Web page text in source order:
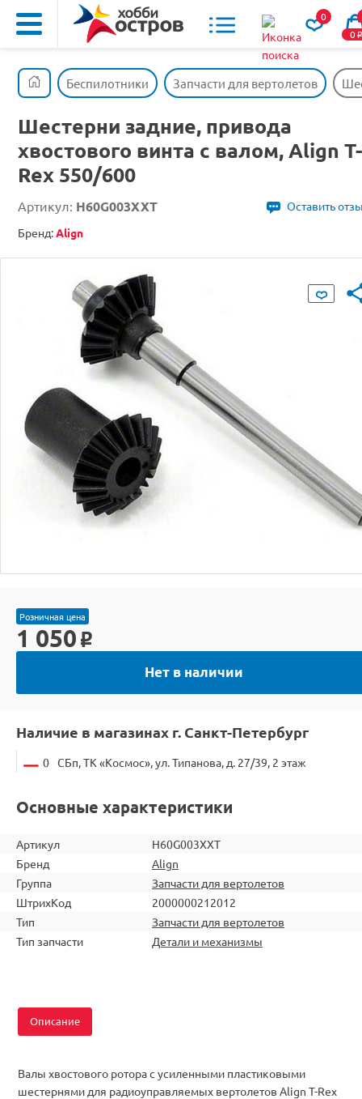
0
0o
Беспилотники Запчасти для вертолетов
Шестерни задние, привода
хвостового винта с валом, Align T-
Rex 550/600
Артикул: H60G003XXT
Оставить
Бренд:Align
Розничная цена
1 050 o
Нет в наличии
Наличие в магазинах г. Санкт-Петербург
0 СБп, ТК «Космос», ул. Типанова, д. 27/39, 2 этаж
Основные характеристики
Артикул
H60G003XXT
Бренд
Align
Группа
Запчасти для вертолетов
ШтрихКод
2000000212012
Тип
Запчасти для вертолетов
Тип запчасти
Детали и механизмы
Описание
Валы хвостового ротора с усиленными пластиковыми
шестернями для радиоуправляемых вертолетов Align T-Rex